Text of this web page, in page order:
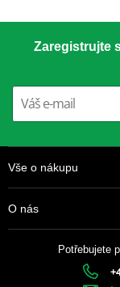
Zaregistrujte
Vše o nákupu
O nás
Potřebujete